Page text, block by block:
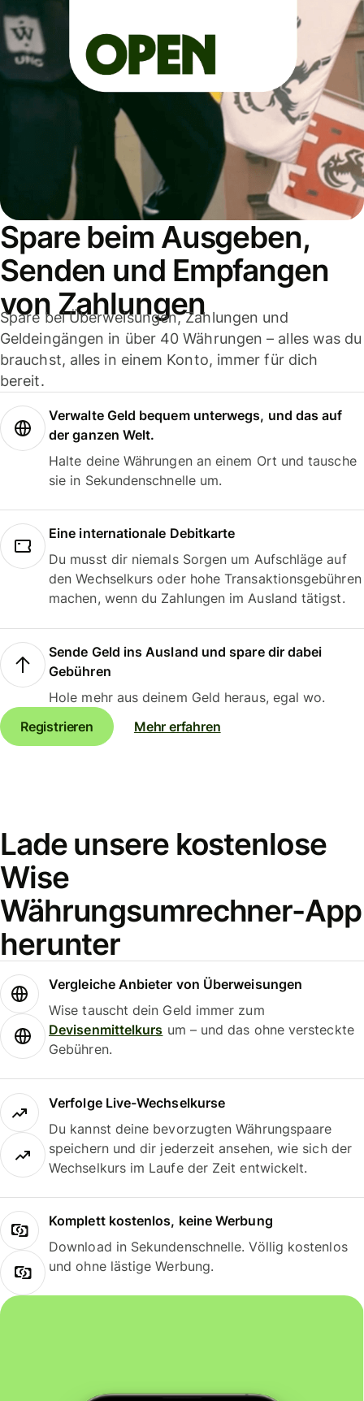
Spare beim Ausgeben,
Senden und Empfangen
von Zahlungen
Spare bei Überweisungen, Zahlungen und
Geldeingängen in über 40 Währungen – alles was du
brauchst, alles in einem Konto, immer für dich
bereit.
Verwalte Geld bequem unterwegs, und das auf
der ganzen Welt.
Halte deine Währungen an einem Ort und tausche
sie in Sekundenschnelle um.
Eine internationale Debitkarte
Du musst dir niemals Sorgen um Aufschläge auf
den Wechselkurs oder hohe Transaktionsgebühren
machen, wenn du Zahlungen im Ausland tätigst.
Sende Geld ins Ausland und spare dir dabei
Gebühren
Hole mehr aus deinem Geld heraus, egal wo.
Registrieren
Mehr erfahren
Lade unsere kostenlose
Wise
Währungsumrechner-App
herunter
Vergleiche Anbieter von Überweisungen
Wise tauscht dein Geld immer zum
Devisenmittelkurs um – und das ohne versteckte
Gebühren.
Verfolge Live-Wechselkurse
Du kannst deine bevorzugten Währungspaare
speichern und dir jederzeit ansehen, wie sich der
Wechselkurs im Laufe der Zeit entwickelt.
Komplett kostenlos, keine Werbung
Download in Sekundenschnelle. Völlig kostenlos
und ohne lästige Werbung.